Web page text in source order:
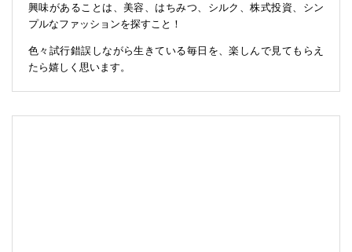
興味があることは、美容、はちみつ、シルク、株式投資、シン
プルなファッションを探すこと！
色々試行錯誤しながら生きている毎日を、楽しんで見てもらえ
たら嬉しく思います。